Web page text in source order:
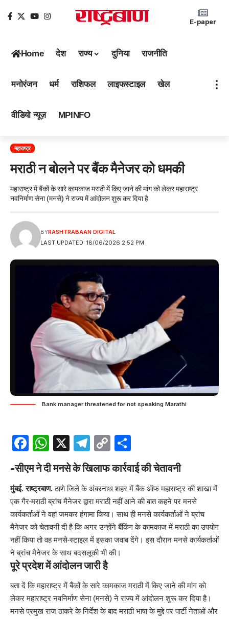
E-paper
Home देश राज्य दुनिया राजनीति
मनोरंजन धर्म राशिफल लाइफस्टाइल खेल
वीडियो न्यूज़ MPINFO
महाराष्ट्र
मराठी न बोलने पर बैंक मैनेजर को धमकी
महाराष्ट्र में बैंकों के सारे कामकाज मराठी में किए जाने की मांग को लेकर महाराष्ट्र
नवनिर्माण सेना (मनसे) ने राज्य में आंदोलन शुरू कर दिया है
LAST UPDATED: 18/06/2026 2:52 PM
BYRASHTRABAAN DIGITAL
Bank manager threatened for not speaking Marathi
Facebook
WhatsApp
X Telegram
Copy
Link
-सीएम ने दी मनसे के खिलाफ कार्रवाई की चेतावनी
मुंबई. राष्ट्रबाण.ठाणे जिले के अंबरनाथ शहर में बैंक ऑफ महाराष्ट्र की शाखा में
एक गैर-मराठी ब्रांच मैनेजर द्वारा मराठी नहीं आने की बात कहने पर मनसे
कार्यकर्ताओं ने वहां जमकर हंगामा किया। साथ ही मनसे कार्यकर्ताओं ने ब्रांच
मैनेजर को चेतावनी दी है कि अगर उन्होंने बैंकिंग के कामकाज में मराठी का उपयोग
नहीं किया तो वह मनसे-स्टाइल में इसका जवाब देंगे। इस दौरान मनसे कार्यकर्ताओं
ने ब्रांच मैनेजर के साथ बदसलूकी भी की।
पूरे प्रदेश में आंदोलन जारी है
बता दें कि महाराष्ट्र में बैंकों के सारे कामकाज मराठी में किए जाने की मांग को
लेकर महाराष्ट्र नवनिर्माण सेना (मनसे) ने राज्य में आंदोलन शुरू कर दिया है।
मनसे प्रमुख राज ठाकरे के निर्देश के बाद मराठी भाषा के मुद्दे पर पार्टी नेताओं और